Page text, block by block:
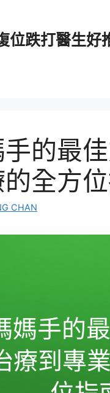
位跌打醫生好
的最
全方
CHAN